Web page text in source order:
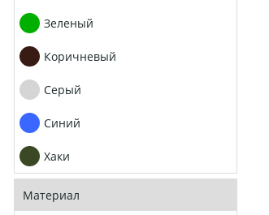
Зеленый
Коричневый
Серый
Синий
Хаки
Материал